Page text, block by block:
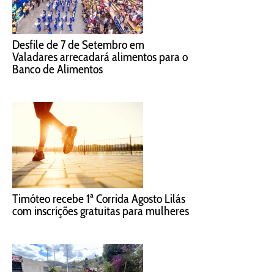
Desfile de 7 de Setembro em
Valadares arrecadará alimentos para o
Banco de Alimentos
Timóteo recebe 1ª Corrida Agosto Lilás
com inscrições gratuitas para mulheres